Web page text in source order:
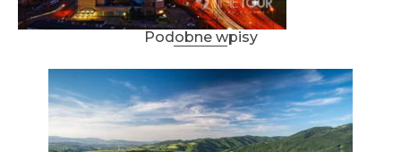
Podobne wpisy